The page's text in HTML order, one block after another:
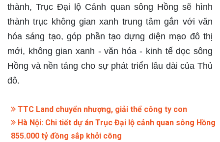
thành, Trục Đại lộ Cảnh quan sông Hồng sẽ hình
thành trục không gian xanh trung tâm gắn với văn
hóa sáng tạo, góp phần tạo dựng diện mạo đô thị
mới, không gian xanh - văn hóa - kinh tế dọc sông
Hồng và nền tảng cho sự phát triển lâu dài của Thủ
đô.
TTC Land chuyển nhượng, giải thể công ty con
Hà Nội: Chi tiết dự án Trục Đại lộ cảnh quan sông Hồng
855.000 tỷ đồng sắp khởi công